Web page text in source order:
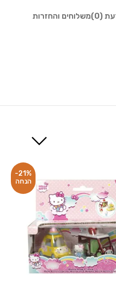
(0) משלוחים והחזרות
-21%